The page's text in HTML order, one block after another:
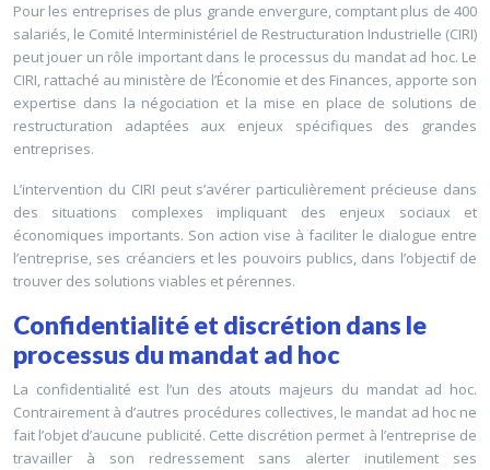
Pour les entreprises de plus grande envergure, comptant plus de 400
salariés, le Comité Interministériel de Restructuration Industrielle (CIRI)
peut jouer un rôle important dans le processus du mandat ad hoc. Le
CIRI, rattaché au ministère de l’Économie et des Finances, apporte son
expertise dans la négociation et la mise en place de solutions de
restructuration adaptées aux enjeux spécifiques des grandes
entreprises.
L’intervention du CIRI peut s’avérer particulièrement précieuse dans
des situations complexes impliquant des enjeux sociaux et
économiques importants. Son action vise à faciliter le dialogue entre
l’entreprise, ses créanciers et les pouvoirs publics, dans l’objectif de
trouver des solutions viables et pérennes.
Confidentialité et discrétion dans le
processus du mandat ad hoc
La confidentialité est l’un des atouts majeurs du mandat ad hoc.
Contrairement à d’autres procédures collectives, le mandat ad hoc ne
fait l’objet d’aucune publicité. Cette discrétion permet à l’entreprise de
travailler à son redressement sans alerter inutilement ses